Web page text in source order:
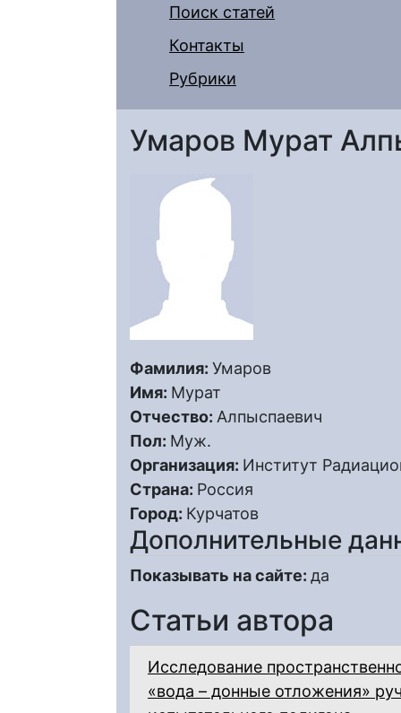
Поиск статей
Контакты
Рубрики
Умаров Мурат
Фамилия: Умаров
Имя: Мурат
Отчество: Алпыспаевич
Пол: Муж.
Организация: Институт
Страна: Россия
Город: Курчатов
Дополнительные
Показывать на сайте: да
Статьи автора
Исследование
«вода – донные отложения»